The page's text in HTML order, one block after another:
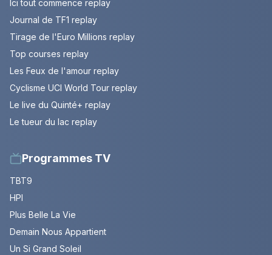
Ici tout commence replay
Journal de TF1 replay
Tirage de l'Euro Millions replay
Top courses replay
Les Feux de l'amour replay
Cyclisme UCI World Tour replay
Le live du Quinté+ replay
Le tueur du lac replay
Programmes TV
TBT9
HPI
Plus Belle La Vie
Demain Nous Appartient
Un Si Grand Soleil